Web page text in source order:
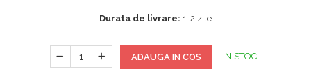
Durata de livrare: 1-2 zile
ADAUGA IN COS IN STOC